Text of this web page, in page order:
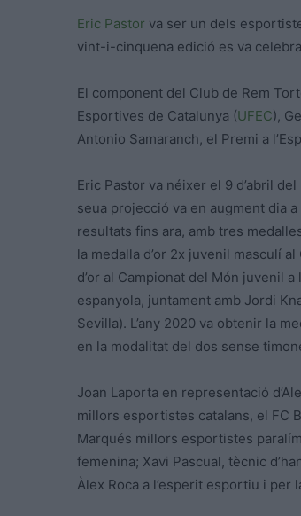
Eric Pastor va ser un dels
vint-i-cinquena edició es va
El component del Club de Rem
Esportives de Catalunya (UFEC),
Antonio Samaranch, el Premi a
Eric Pastor va néixer el 9 d’abril
seua projecció va en augment dia
resultats fins ara, amb tres
la medalla d’or 2x juvenil masculí al
d’or al Campionat del Món juvenil
espanyola, juntament amb Jordi
Sevilla). L’any 2020 va obtenir la
en la modalitat del dos sense
Joan Laporta en representació
millors esportistes catalans, el FC
Marqués millors esportistes
femenina; Xavi Pascual, tècnic
Àlex Roca a l’esperit esportiu i per